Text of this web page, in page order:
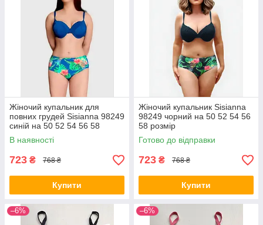
Жіночий купальник для
повних грудей Sisianna 98249
синій на 50 52 54 56 58
розмір
В наявності
723 ₴ 768 ₴
Купити
Жіночий купальник Sisianna
98249 чорний на 50 52 54 56
58 розмір
Готово до відправки
723 ₴ 768 ₴
Купити
–6% –6%